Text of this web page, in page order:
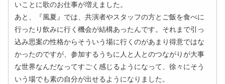
いことに歌のお仕事が増えました。
あと、『風夏』では、共演者やスタッフの方とご飯を食べに
行ったり飲みに行く機会が結構あったんです。それまで引っ
込み思案の性格からそういう場に行くのがあまり得意ではな
かったのですが、参加するうちに人と人とのつながりが大事
な世界なんだなってすごく感じるようになって、徐々にそう
いう場でも素の自分が出せるようになりました。